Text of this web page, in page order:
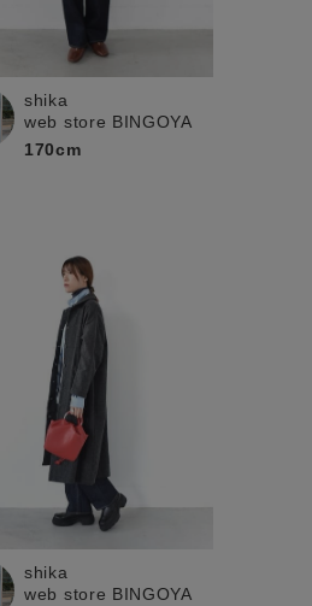
shika
web store BINGOYA
170cm
shika
web store BINGOYA